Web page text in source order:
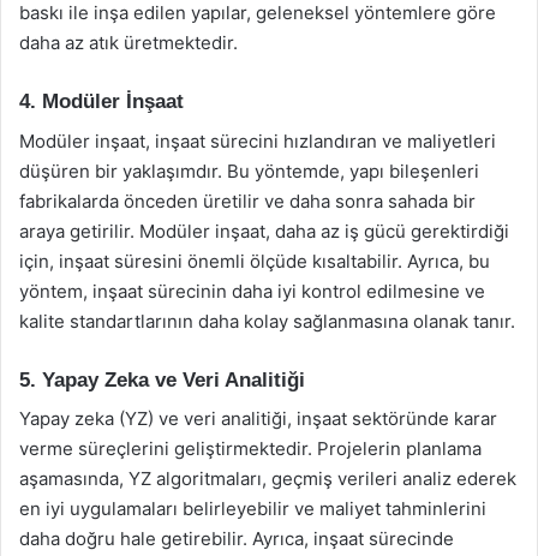
baskı ile inşa edilen yapılar, geleneksel yöntemlere göre
daha az atık üretmektedir.
4. Modüler İnşaat
Modüler inşaat, inşaat sürecini hızlandıran ve maliyetleri
düşüren bir yaklaşımdır. Bu yöntemde, yapı bileşenleri
fabrikalarda önceden üretilir ve daha sonra sahada bir
araya getirilir. Modüler inşaat, daha az iş gücü gerektirdiği
için, inşaat süresini önemli ölçüde kısaltabilir. Ayrıca, bu
yöntem, inşaat sürecinin daha iyi kontrol edilmesine ve
kalite standartlarının daha kolay sağlanmasına olanak tanır.
5. Yapay Zeka ve Veri Analitiği
Yapay zeka (YZ) ve veri analitiği, inşaat sektöründe karar
verme süreçlerini geliştirmektedir. Projelerin planlama
aşamasında, YZ algoritmaları, geçmiş verileri analiz ederek
en iyi uygulamaları belirleyebilir ve maliyet tahminlerini
daha doğru hale getirebilir. Ayrıca, inşaat sürecinde